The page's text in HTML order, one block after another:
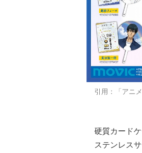
引用：「アニメ
硬質カード
ステンレス